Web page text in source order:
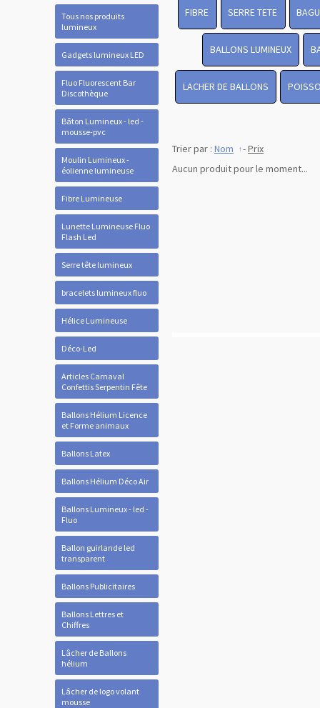
Tous nos produits
lumineux
Gadgets lumineux LED
Fluo Fluorescent Bar
Discothèque
Bâton Lumineux - led -
mousse-pvc
Moulin Lumineux -
éolienne lumineuse
Fibre Lumineuse
Lunette Lumineuse Fluo
Flash Led
Serre tête lumineux
bracelets lumineux fluo
Hélice Lumineuse
Déco-Led
Articles Carnaval
Confettis Serpentin Fête
Ballons Hélium Licence
et Forme animaux
Ballons Latex
Ballons Hélium Déco Air
Ballons Lumineux - led -
Fluo
Ballon guirlande led
transparent
Ballons Publicitaires
Ballons Lettres et
Chiffres
Lâcher de Ballons
hélium
Lâcher de logo volant
mousse
FIBRE SERRE TETE
BALLONS LUMINEUX
LACHER DE BALLONS
Trier par : Nom -Prix
Aucun produit pour le moment...